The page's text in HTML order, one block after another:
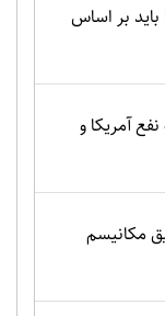
باید بر اساس
آمریکا و
مکانیسم